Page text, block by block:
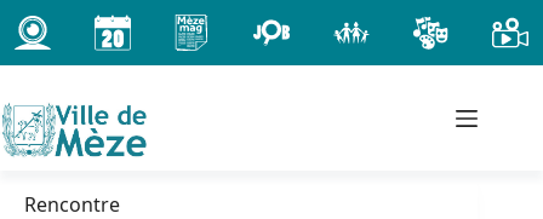
Passer
au
contenu
Rencontre